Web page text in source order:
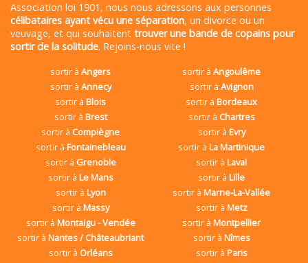
Association loi 1901, nous nous adressons aux personnes
célibataires ayant vécu une séparation, un divorce ou un
veuvage, et qui souhaitent trouver une bande de copains pour
sortir de la solitude. Rejoins-nous vite !
sortir àAngers sortir àAngoulême
sortir à Annecy sortir à Avignon
sortir àBlois sortir àBordeaux
sortir à Brest sortir à Chartres
sortir à Compiègne sortir à Evry
sortir à Fontainebleau sortir àLa Martinique
sortir à Grenoble sortir àLaval
sortir à Le Mans sortir àLille
sortir à Lyon sortir àMarne-La-Vallée
sortir à Massy sortir à Metz
sortir à Montaigu - Vendée sortir àMontpellier
sortir àNantes / Châteaubriant sortir à Nîmes
sortir à Orléans sortir à Paris